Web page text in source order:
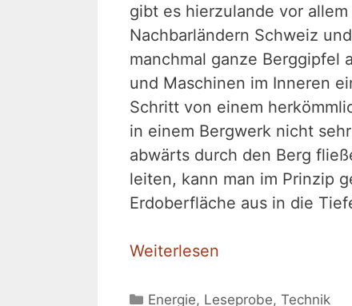
gibt es hierzulande vor
Nachbarländern Schweiz
manchmal ganze Berggipfel
und Maschinen im Inneren
Schritt von einem
in einem Bergwerk nicht
abwärts durch den Berg
leiten, kann man im Prinzip
Erdoberfläche aus in die
Weiterlesen
Kategorien
Energie, Leseprobe,Technik